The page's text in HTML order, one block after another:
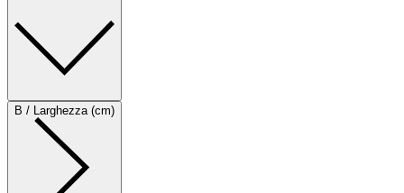
B / Larghezza (cm)